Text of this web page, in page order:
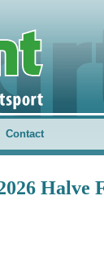
Contact